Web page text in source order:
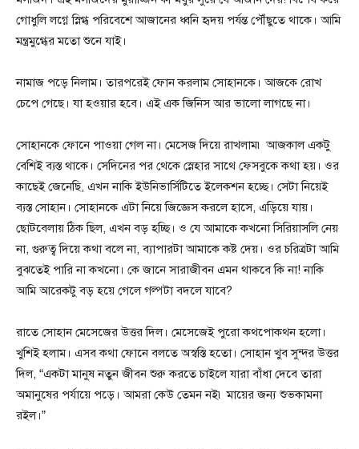
গোধুলি লগ্নে স্নিগ্ধ পরিবেশে আজানের ধ্বনি হৃদয় পর্যন্ত পৌঁছুতে থাকে। আমি
মন্ত্রমুগ্ধের মতো শুনে যাই।
নামাজ পড়ে নিলাম। তারপরেই ফোন করলাম সোহানকে। আজকে রোখ
চেপে গেছে। যা হওয়ার হবে। এই এক জিনিস আর ভালো লাগছে না।
সোহানকে ফোনে পাওয়া গেল না। মেসেজ দিয়ে রাখলাম৷ আজকাল একটু
বেশিই ব্যস্ত থাকে। সেদিনের পর থেকে স্নেহার সাথে ফেসবুকে কথা হয়। ওর
কাছেই জেনেছি, এখন নাকি ইউনিভার্সিটিতে ইলেকশন হচ্ছে। সেটা নিয়েই
ব্যস্ত সোহান। সোহানকে এটা নিয়ে জিজ্ঞেস করলে হাসে, এড়িয়ে যায়।
ছোটবেলায় ঠিক ছিল, এখন বড় হচ্ছি। ও যে আমাকে কখনো সিরিয়াসলি নেয়
না, গুরুত্ব দিয়ে কথা বলে না, ব্যাপারটা আমাকে কষ্ট দেয়। ওর চরিত্রটা আমি
বুঝতেই পারি না কখনো। কে জানে সারাজীবন এমন থাকবে কি না! নাকি
আমি আরেকটু বড় হয়ে গেলে গল্পটা বদলে যাবে?
রাতে সোহান মেসেজের উত্তর দিল। মেসেজেই পুরো কথপোকথন হলো।
খুশিই হলাম। এসব কথা ফোনে বলতে অস্বস্তি হতো। সোহান খুব সুন্দর উত্তর
দিল, “একটা মানুষ নতুন জীবন শুরু করতে চাইলে যারা বাঁধা দেবে তারা
অমানুষের পর্যায়ে পড়ে। আমরা কেউ তেমন নই৷ মায়ের জন্য শুভকামনা
রইল।”